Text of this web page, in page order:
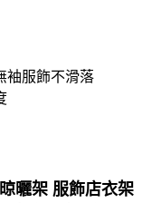
袖服飾不滑落
曬架 服飾店衣架